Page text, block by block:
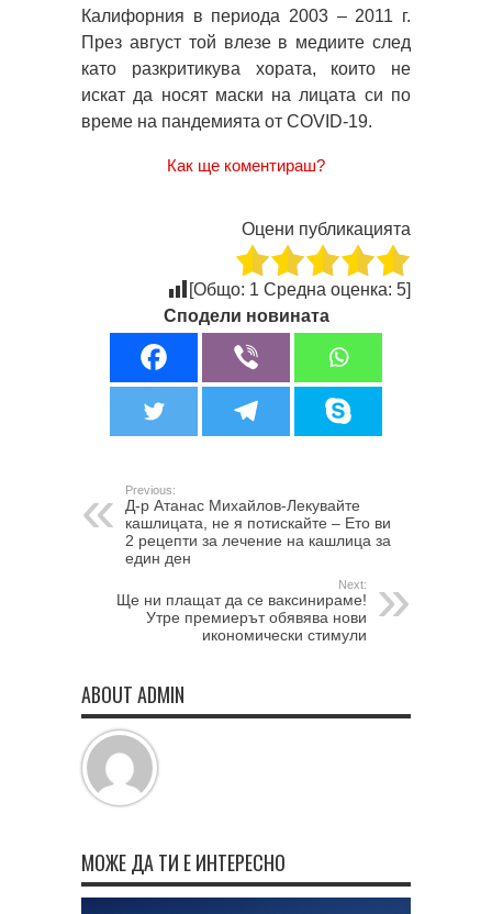
Калифорния в периода 2003 – 2011 г.
През август той влезе в медиите след
като разкритикува хората, които не
искат да носят маски на лицата си по
време на пандемията от COVID-19.
Как ще коментираш?
Оцени публикацията
[Общо: 1 Средна оценка: 5]
Сподели новината
Previous:
Д-р Атанас Михайлов-Лекувайте
кашлицата, не я потискайте – Ето ви
2 рецепти за лечение на кашлица за
един ден
Next:
Ще ни плащат да се вaкcиниpaме!
Утре премиерът обявява нови
икономически стимули
ABOUT ADMIN
МОЖЕ ДА ТИ Е ИНТЕРЕСНО